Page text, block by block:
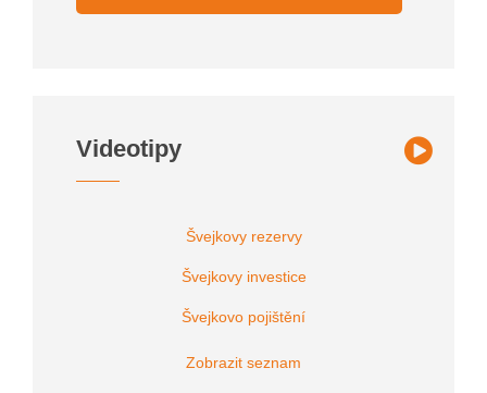
Videotipy
Švejkovy rezervy
Švejkovy investice
Švejkovo pojištění
Zobrazit seznam